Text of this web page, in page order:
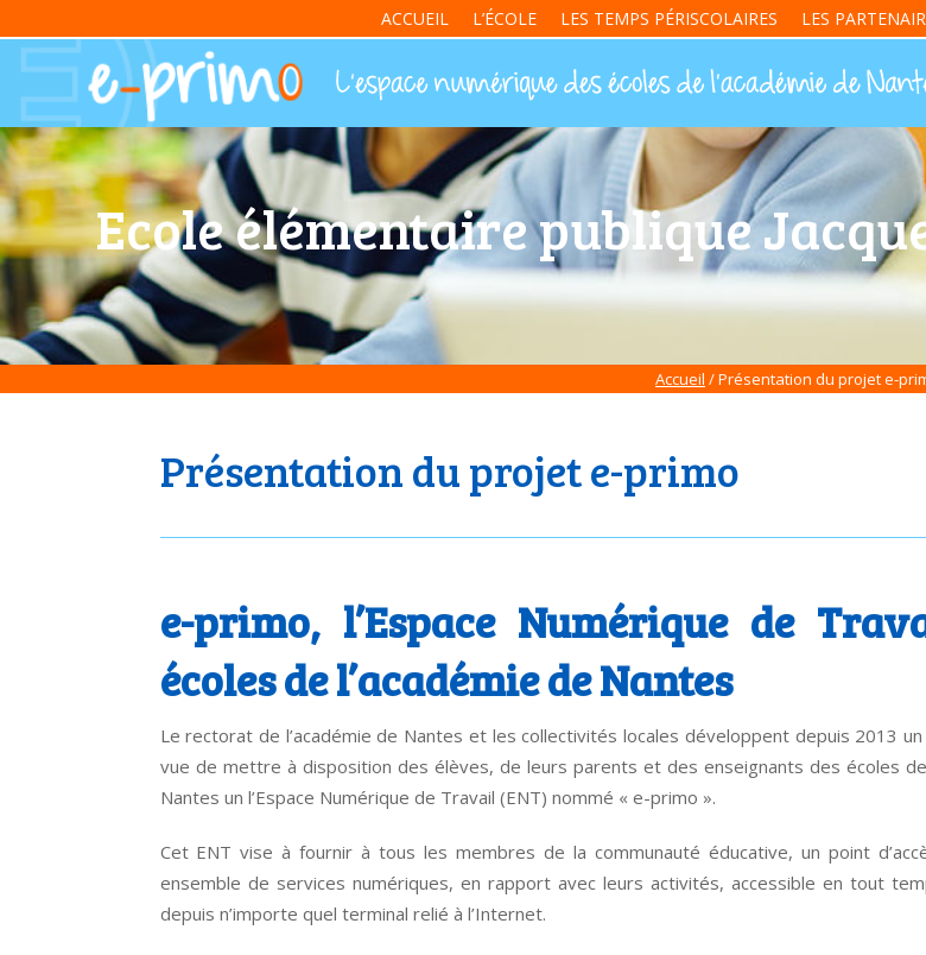
ACCUEIL L’ÉCOLE LES TEMPS PÉRISCOLAIRES LES
Ecole élémentaire publique
Accueil / Présentation du projet e-
Présentation du projet e-primo
e-primo, l’Espace Numérique de
écoles de l’académie de Nantes
Le rectorat de l’académie de Nantes et les collectivités locales développent depuis 2013
vue de mettre à disposition des élèves, de leurs parents et des enseignants des écoles de
Nantes un l’Espace Numérique de Travail (ENT) nommé « e-primo ».
Cet ENT vise à fournir à tous les membres de la communauté éducative, un point
ensemble de services numériques, en rapport avec leurs activités, accessible en tout
depuis n’importe quel terminal relié à l’Internet.